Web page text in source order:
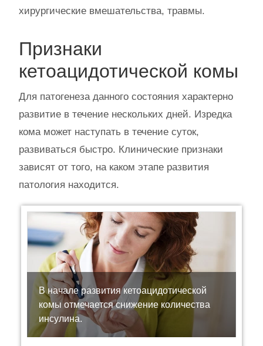
хирургические вмешательства, травмы.
Признаки
кетоацидотической комы
Для патогенеза данного состояния характерно
развитие в течение нескольких дней. Изредка
кома может наступать в течение суток,
развиваться быстро. Клинические признаки
зависят от того, на каком этапе развития
патология находится.
В начале развития кетоацидотической
комы отмечается снижение количества
инсулина.